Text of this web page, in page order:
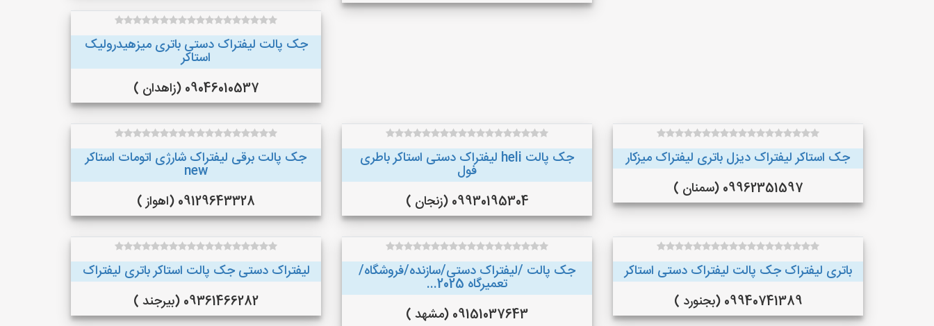
جک پالت لیفتراک دستی باتری میزهیدرولیک
استاکر
09046010537 (زاهدان )
جک استاکر لیفتراک دیزل باتری لیفتراک میزکار
09962351597 (سمنان )
جک پالت heli لیفتراک دستی استاکر باطری
فول
09930195304 (زنجان )
جک پالت برقی لیفتراک شارژی اتومات استاکر
new
09129643328 (اهواز )
باتری لیفتراک جک پالت لیفتراک دستی استاکر
09940741389 (بجنورد )
جک پالت /لیفتراک دستی/سازنده/فروشگاه/
تعمیرگاه 2025...
09151037643 (مشهد )
لیفتراک دستی جک پالت استاکر باتری لیفتراک
09361466282 (بیرجند )